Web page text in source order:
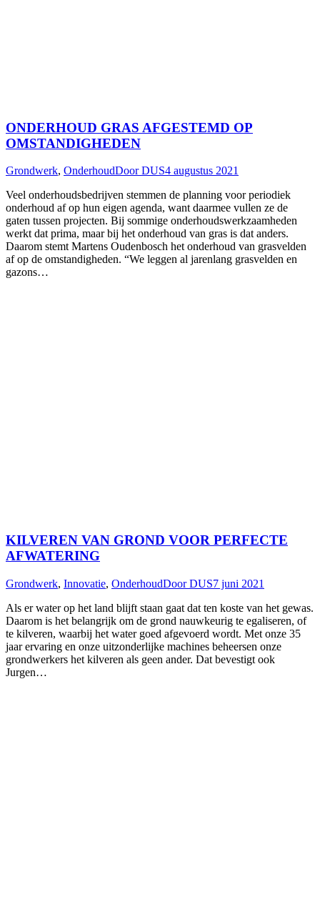
ONDERHOUD GRAS AFGESTEMD OP
OMSTANDIGHEDEN
Grondwerk, OnderhoudDoorDUS4 augustus 2021
Veel onderhoudsbedrijven stemmen de planning voor periodiek
onderhoud af op hun eigen agenda, want daarmee vullen ze de
gaten tussen projecten. Bij sommige onderhoudswerkzaamheden
werkt dat prima, maar bij het onderhoud van gras is dat anders.
Daarom stemt Martens Oudenbosch het onderhoud van grasvelden
af op de omstandigheden. “We leggen al jarenlang grasvelden en
gazons…
KILVEREN VAN GROND VOOR PERFECTE
AFWATERING
Grondwerk, Innovatie, OnderhoudDoorDUS7 juni 2021
Als er water op het land blijft staan gaat dat ten koste van het gewas.
Daarom is het belangrijk om de grond nauwkeurig te egaliseren, of
te kilveren, waarbij het water goed afgevoerd wordt. Met onze 35
jaar ervaring en onze uitzonderlijke machines beheersen onze
grondwerkers het kilveren als geen ander. Dat bevestigt ook
Jurgen…